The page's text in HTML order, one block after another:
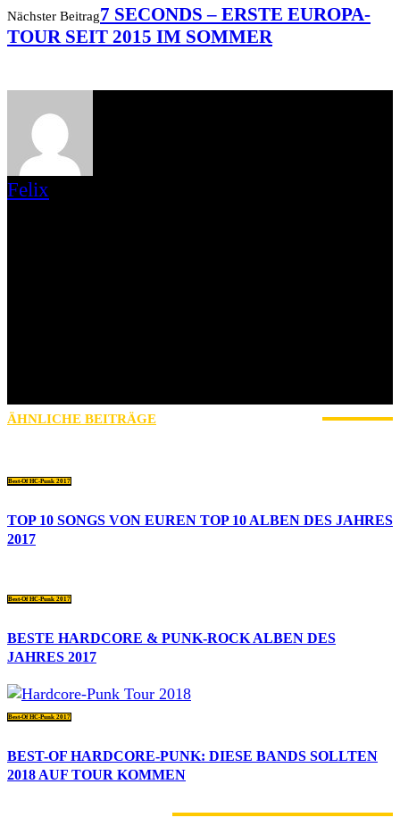
Nächster Beitrag7 SECONDS – ERSTE EUROPA-
TOUR SEIT 2015 IM SOMMER
Felix
ÄHNLICHE BEITRÄGE
Best-Of HC-Punk 2017
TOP 10 SONGS VON EUREN TOP 10 ALBEN DES JAHRES
2017
Best-Of HC-Punk 2017
BESTE HARDCORE & PUNK-ROCK ALBEN DES
JAHRES 2017
Best-Of HC-Punk 2017
BEST-OF HARDCORE-PUNK: DIESE BANDS SOLLTEN
2018 AUF TOUR KOMMEN